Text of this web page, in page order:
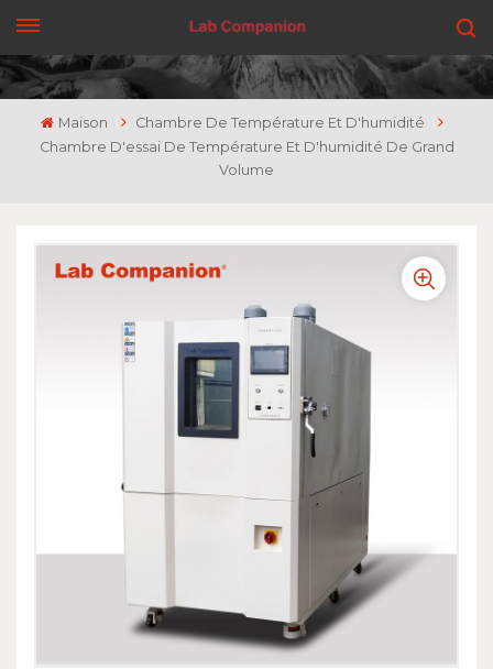
OBTENEZ UN DEVIS
Maison
Chambre De Température Et D'humidité
Chambre D'essai De Température Et D'humidité De Grand
Volume